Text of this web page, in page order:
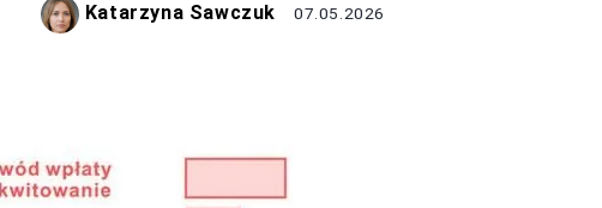
Katarzyna Sawczuk 07.05.2026